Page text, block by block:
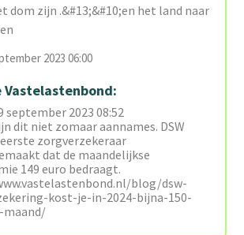
dom zijn .&#13;&#10;en het land naar
2023 06:00
Vastelastenbond:
september 2023 08:52
dit niet zomaar aannames. DSW
zorgverzekeraar
dat de maandelijkse
149 euro bedraagt.
blog/dsw-
kost-je-in-2024-bijna-150-
maand/